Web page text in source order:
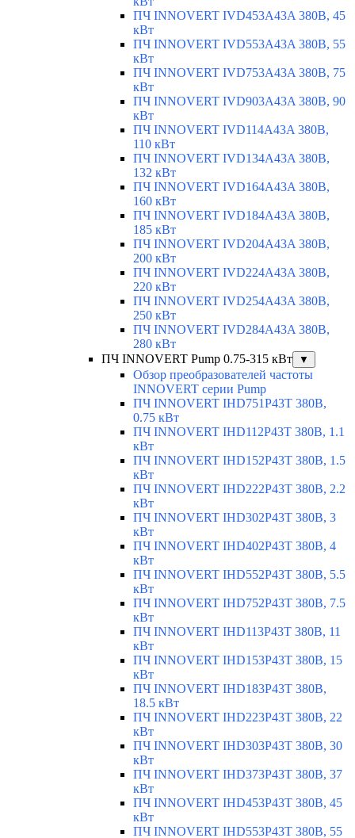
ПЧ INNOVERT IVD453A43A 380В, 45
кВт
ПЧ INNOVERT IVD553A43A 380В, 55
кВт
ПЧ INNOVERT IVD753A43A 380В, 75
кВт
ПЧ INNOVERT IVD903A43A 380В, 90
кВт
ПЧ INNOVERT IVD114A43A 380В,
110 кВт
ПЧ INNOVERT IVD134A43A 380В,
132 кВт
ПЧ INNOVERT IVD164A43A 380В,
160 кВт
ПЧ INNOVERT IVD184A43A 380В,
185 кВт
ПЧ INNOVERT IVD204A43A 380В,
200 кВт
ПЧ INNOVERT IVD224A43A 380В,
220 кВт
ПЧ INNOVERT IVD254A43A 380В,
250 кВт
ПЧ INNOVERT IVD284A43A 380В,
280 кВт
ПЧ INNOVERT Pump 0.75-315 кВт
▼
Обзор преобразователей частоты
INNOVERT серии Pump
ПЧ INNOVERT IHD751P43T 380В,
0.75 кВт
ПЧ INNOVERT IHD112P43T 380В, 1.1
кВт
ПЧ INNOVERT IHD152P43T 380В, 1.5
кВт
ПЧ INNOVERT IHD222P43T 380В, 2.2
кВт
ПЧ INNOVERT IHD302P43T 380В, 3
кВт
ПЧ INNOVERT IHD402P43T 380В, 4
кВт
ПЧ INNOVERT IHD552P43T 380В, 5.5
кВт
ПЧ INNOVERT IHD752P43T 380В, 7.5
кВт
ПЧ INNOVERT IHD113P43T 380В, 11
кВт
ПЧ INNOVERT IHD153P43T 380В, 15
кВт
ПЧ INNOVERT IHD183P43T 380В,
18.5 кВт
ПЧ INNOVERT IHD223P43T 380В, 22
кВт
ПЧ INNOVERT IHD303P43T 380В, 30
кВт
ПЧ INNOVERT IHD373P43T 380В, 37
кВт
ПЧ INNOVERT IHD453P43T 380В, 45
кВт
ПЧ INNOVERT IHD553P43T 380В, 55